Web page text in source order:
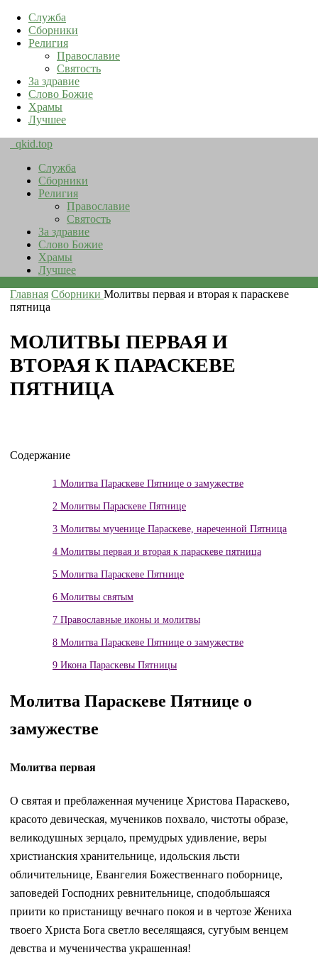
Служба
Сборники
Религия
Православие
Святость
За здравие
Слово Божие
Храмы
Лучшее
qkid.top
Служба
Сборники
Религия
Православие
Святость
За здравие
Слово Божие
Храмы
Лучшее
Главная Сборники Молитвы первая и вторая к параскеве
пятница
МОЛИТВЫ ПЕРВАЯ И
ВТОРАЯ К ПАРАСКЕВЕ
ПЯТНИЦА
Содержание
1 Молитва Параскеве Пятнице о замужестве
2 Молитвы Параскеве Пятнице
3 Молитвы мученице Параскеве, нареченной Пятница
4 Молитвы первая и вторая к параскеве пятница
5 Молитва Параскеве Пятнице
6 Молитвы святым
7 Православные иконы и молитвы
8 Молитва Параскеве Пятнице о замужестве
9 Икона Параскевы Пятницы
Молитва Параскеве Пятнице о
замужестве
Молитва первая
О святая и преблаженная мученице Христова Параскево,
красото девическая, мучеников похвало, чистоты образе,
великодушных зерцало, премудрых удивление, веры
христианския хранительнице, идольския льсти
обличительнице, Евангелия Божественнаго поборнице,
заповедей Господних ревнительнице, сподобльшаяся
приити ко пристанищу вечнаго покоя и в чертозе Жениха
твоего Христа Бога светло веселящаяся, сугубым венцем
девства и мученичества украшенная!